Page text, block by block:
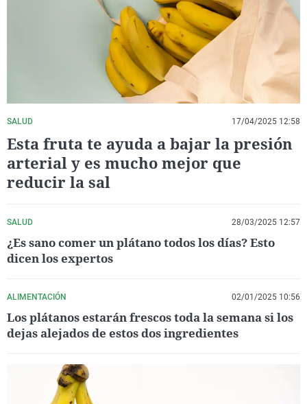
La rosa de los vientos
Gente viajera
Como el perro y el
Caso
Retornados
Equipo de
Operación Viuda
Extremadura
Galicia
País Vasco
Virales
Televisión
Elecciones
SALUD 17/04/2025 12:58
Esta fruta te ayuda a bajar la presión
arterial y es mucho mejor que
reducir la sal
SALUD 28/03/2025 12:57
¿Es sano comer un plátano todos los días? Esto
dicen los expertos
ALIMENTACIÓN 02/01/2025 10:56
Los plátanos estarán frescos toda la semana si los
dejas alejados de estos dos ingredientes